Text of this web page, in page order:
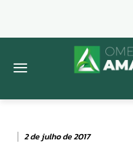
2 de julho de 2017